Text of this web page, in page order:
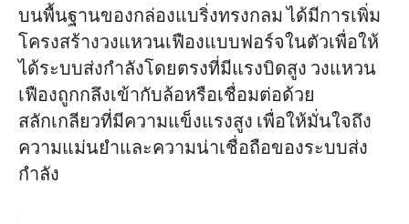
บนพื้นฐานของกล่องแบริ่งทรงกลม ได้มีการเพิ่ม
โครงสร้างวงแหวนเฟืองแบบฟอร์จในตัวเพื่อให้
ได้ระบบส่งกำลังโดยตรงที่มีแรงบิดสูง วงแหวน
เฟืองถูกกลึงเข้ากับล้อหรือเชื่อมต่อด้วย
สลักเกลียวที่มีความแข็งแรงสูง เพื่อให้มั่นใจถึง
ความแม่นยำและความน่าเชื่อถือของระบบส่ง
กำลัง